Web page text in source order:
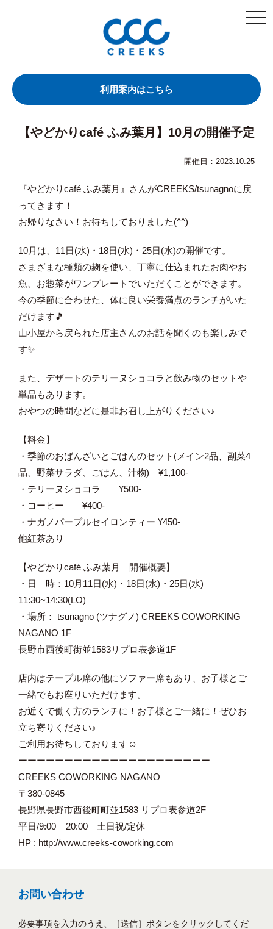
利用案内はこちら
【やどかりcafé ふみ葉月】10月の開催予定
開催日：2023.10.25
『やどかりcafé ふみ葉月』さんがCREEKS/tsunagnoに戻
ってきます！
お帰りなさい！お待ちしておりました(^^)
10月は、11日(水)・18日(水)・25日(水)の開催です。
さまざまな種類の麹を使い、丁寧に仕込まれたお肉やお
魚、お惣菜がワンプレートでいただくことができます。
今の季節に合わせた、体に良い栄養満点のランチがいた
だけます🎵
山小屋から戻られた店主さんのお話を聞くのも楽しみで
す✨
また、デザートのテリーヌショコラと飲み物のセットや
単品もあります。
おやつの時間などに是非お召し上がりください♪
【料金】
・季節のおばんざいとごはんのセット(メイン2品、副菜4
品、野菜サラダ、ごはん、汁物) ¥1,100-
・テリーヌショコラ ¥500-
・コーヒー ¥400-
・ナガノパープルセイロンティー ¥450-
他紅茶あり
【やどかりcafé ふみ葉月 開催概要】
・日 時：10月11日(水)・18日(水)・25日(水)
11:30~14:30(LO)
・場所： tsunagno (ツナグノ) CREEKS COWORKING
NAGANO 1F
長野市西後町街並1583リプロ表参道1F
店内はテーブル席の他にソファー席もあり、お子様とご
一緒でもお座りいただけます。
お近くで働く方のランチに！お子様とご一緒に！ぜひお
立ち寄りください♪
ご利用お待ちしております☺︎
ーーーーーーーーーーーーーーーーーーーーー
CREEKS COWORKING NAGANO
〒380-0845
長野県長野市西後町町並1583 リプロ表参道2F
平日/9:00 – 20:00 土日祝/定休
HP : http://www.creeks-coworking.com
お問い合わせ
必要事項を入力のうえ、［送信］ボタンをクリックしてくだ